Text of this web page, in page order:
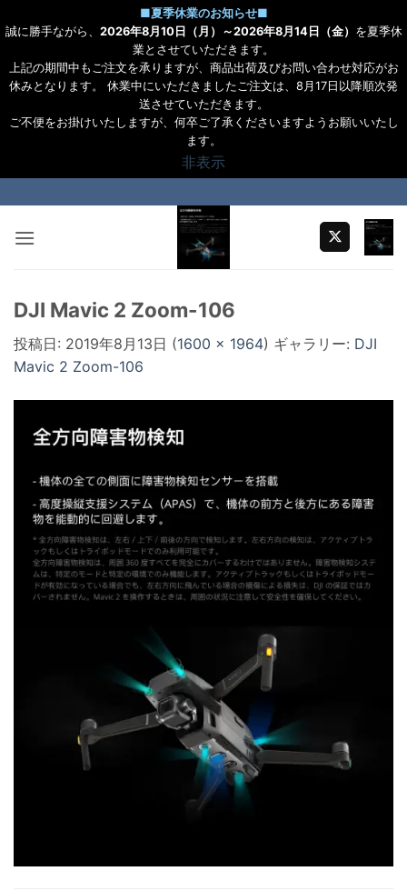
■夏季休業のお知らせ■
誠に勝手ながら、 2026年8月10日（月）～2026年8月14日（金） を夏季休
業とさせていただきます。
上記の期間中もご注文を承りますが、商品出荷及びお問い合わせ対応がお
休みとなります。 休業中にいただきましたご注文は、8月17日以降順次発
送させていただきます。
ご不便をお掛けいたしますが、何卒ご了承くださいますようお願いいたし
ます。
非表示
to
content
DJI Mavic 2 Zoom-106
投稿日: 2019年8月13日 (1600 × 1964) ギャラリー: DJI
Mavic 2 Zoom-106